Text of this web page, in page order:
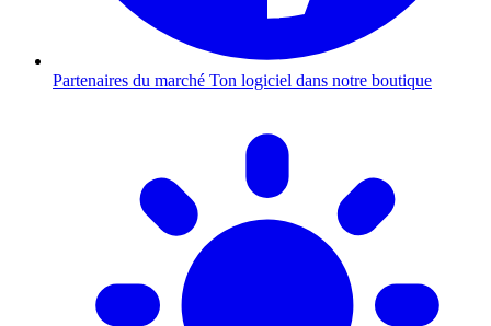
Partenaires du marché Ton logiciel dans notre boutique